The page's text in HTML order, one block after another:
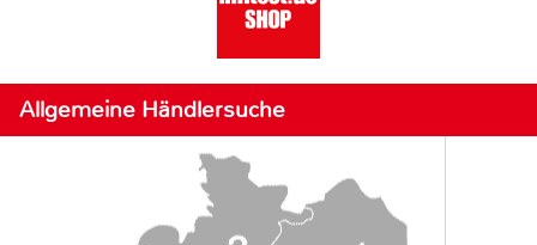
Allgemeine Händlersuche